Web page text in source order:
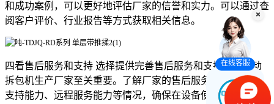
和成功案例，可以更好地评估厂家的信誉和实力。可以通过查
阅客户评价、行业报告等方式获取相关信息。
四看售后服务和支持 选择提供完善售后服务和支持的全自动
拆包机生产厂家至关重要。了解厂家的售后服务体系、 技术
支持能力、远程服务能力等情况，确保在设备使用过程中能够
在线客服